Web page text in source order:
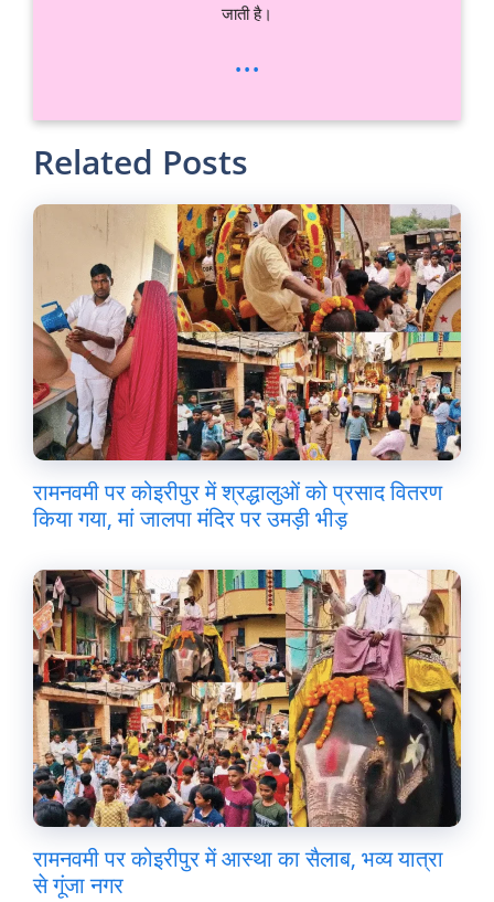
जाती है।
...
Related Posts
रामनवमी पर कोइरीपुर में श्रद्धालुओं को प्रसाद वितरण
किया गया, मां जालपा मंदिर पर उमड़ी भीड़
रामनवमी पर कोइरीपुर में आस्था का सैलाब, भव्य यात्रा
से गूंजा नगर